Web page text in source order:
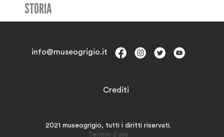
STORIA
info@museogrigio.it
Crediti
2021 museogrigio, tutti i diritti riservati.
Termini d'uso